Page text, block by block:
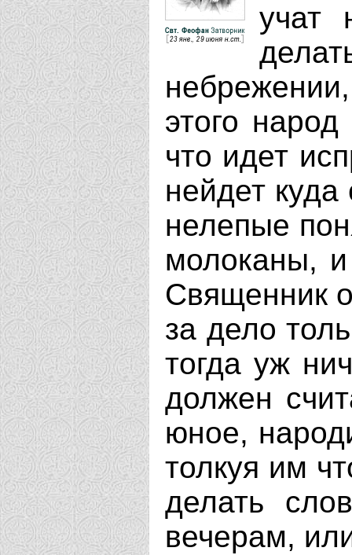
учат
этого
что идет
нейдет куда
нелепые
молоканы,
Священник
за дело
тогда уж
должен
юное,
толкуя им
делать
вечерам,